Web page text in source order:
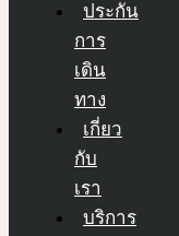
ประกัน
การ
เดิน
ทาง
เกี่ยว
กับ
เรา
บริการ